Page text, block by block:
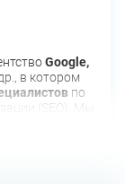
Google,
в котором
по
(SEO). Мы